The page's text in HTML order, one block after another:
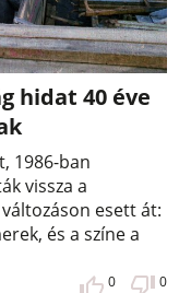
hidat 40 éve
1986-ban
vissza a
esett át:
és a színe a
0 0